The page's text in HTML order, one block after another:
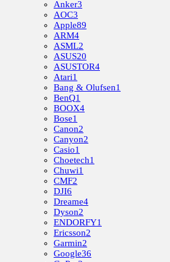
Anker3
AOC3
Apple89
ARM4
ASML2
ASUS20
ASUSTOR4
Atari1
Bang & Olufsen1
BenQ1
BOOX4
Bose1
Canon2
Canyon2
Casio1
Choetech1
Chuwi1
CMF2
DJI6
Dreame4
Dyson2
ENDORFY1
Ericsson2
Garmin2
Google36